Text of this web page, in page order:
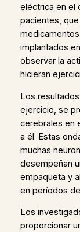
eléctrica en el
pacientes,
implantados
observar la
hicieran
Los
ejercicio, se
cerebrales en
a él. Estas
muchas
desempeñan
empaqueta y
en períodos
Los
proporcionar